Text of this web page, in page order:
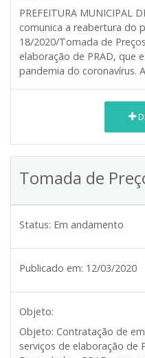
PREFEITURA MUNICIPAL
comunica a reabertura do
18/2020/Tomada de
elaboração de PRAD, que
pandemia do coronavírus.
Tomada de
Status: Em andamento
Publicado em: 12/03/2020
Objeto:
Objeto: Contratação de
serviços de elaboração de